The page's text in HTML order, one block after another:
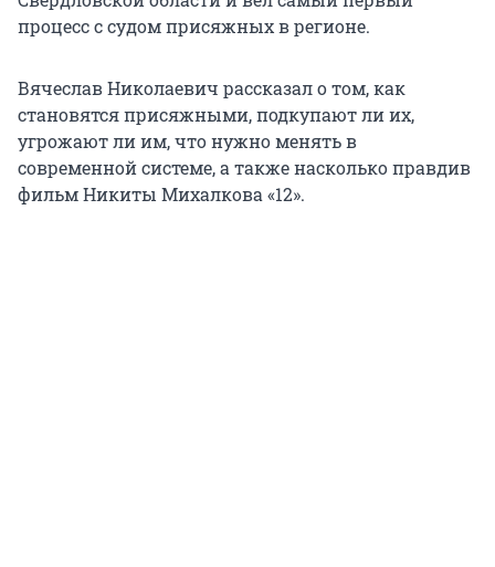
процесс с судом присяжных в регионе.
Вячеслав Николаевич рассказал о том, как
становятся присяжными, подкупают ли их,
угрожают ли им, что нужно менять в
современной системе, а также насколько правдив
фильм Никиты Михалкова «12».